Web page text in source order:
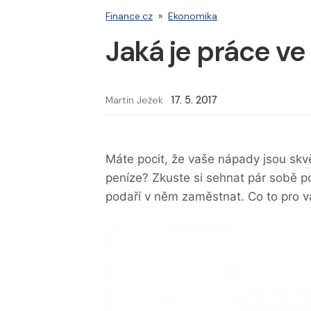
Finance.cz » Ekonomika
Jaká je práce
Martin Ježek 17. 5. 2017
Máte pocit, že vaše nápady jsou
peníze? Zkuste si sehnat pár sobě
podaří v něm zaměstnat. Co to pro